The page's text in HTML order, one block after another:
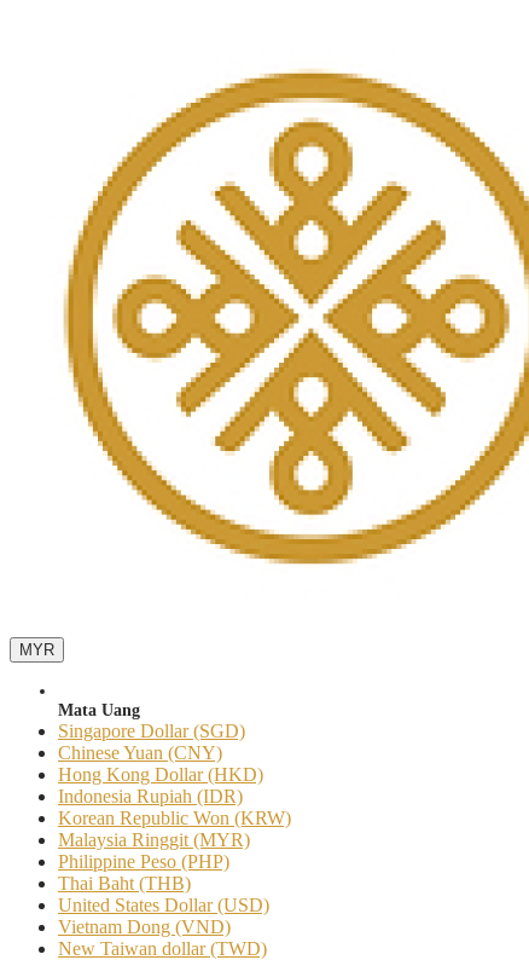
MYR
Mata Uang
Singapore Dollar (SGD)
Chinese Yuan (CNY)
Hong Kong Dollar (HKD)
Indonesia Rupiah (IDR)
Korean Republic Won (KRW)
Malaysia Ringgit (MYR)
Philippine Peso (PHP)
Thai Baht (THB)
United States Dollar (USD)
Vietnam Dong (VND)
New Taiwan dollar (TWD)